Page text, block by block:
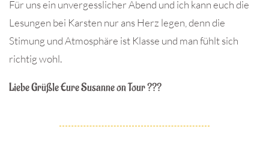
Für uns ein unvergesslicher Abend und ich kann euch die
Lesungen bei Karsten nur ans Herz legen, denn die
Stimung und Atmosphäre ist Klasse und man fühlt sich
richtig wohl.
Liebe Grüßle Eure Susanne on Tour ???